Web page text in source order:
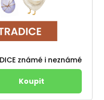
známé i neznámé